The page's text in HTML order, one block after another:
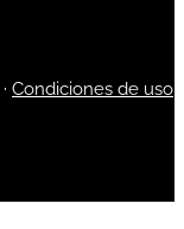
· Condiciones de uso